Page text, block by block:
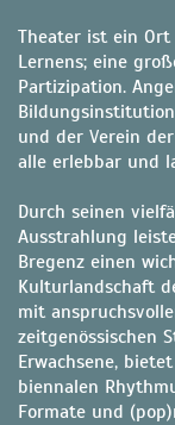
Theater ist ein Ort
Lernens; eine
Partizipation.
und der Verein
alle erlebbar und
Durch seinen
Ausstrahlung
Bregenz einen
Kulturlandschaft
mit
zeitgenössischen
Erwachsene,
biennalen
Formate und